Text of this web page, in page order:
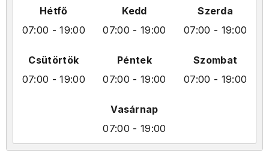
Hétfő
07:00 - 19:00
Kedd
07:00 - 19:00
Szerda
07:00 - 19:00
Csütörtök
07:00 - 19:00
Péntek
07:00 - 19:00
Szombat
07:00 - 19:00
Vasárnap
07:00 - 19:00